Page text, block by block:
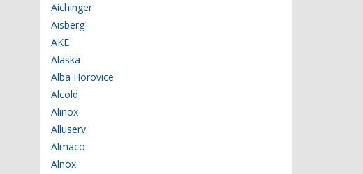
Aichinger
Aisberg
AKE
Alaska
Alba Horovice
Alcold
Alinox
Alluserv
Almaco
Alnox